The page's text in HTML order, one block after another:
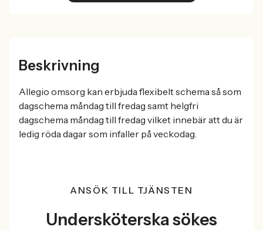
Beskrivning
Allegio omsorg kan erbjuda flexibelt schema så som
dagschema måndag till fredag samt helgfri
dagschema måndag till fredag vilket innebär att du är
ledig röda dagar som infaller på veckodag.
ANSÖK TILL TJÄNSTEN
Undersköterska sökes